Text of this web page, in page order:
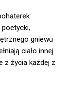
gniewu
ciało innej
z życia każdej z